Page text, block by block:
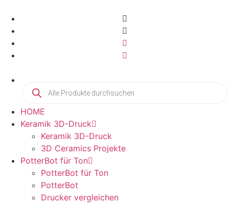
HOME
Keramik 3D-Druck
Keramik 3D-Druck
3D Ceramics Projekte
PotterBot für Ton
PotterBot für Ton
PotterBot
Drucker vergleichen